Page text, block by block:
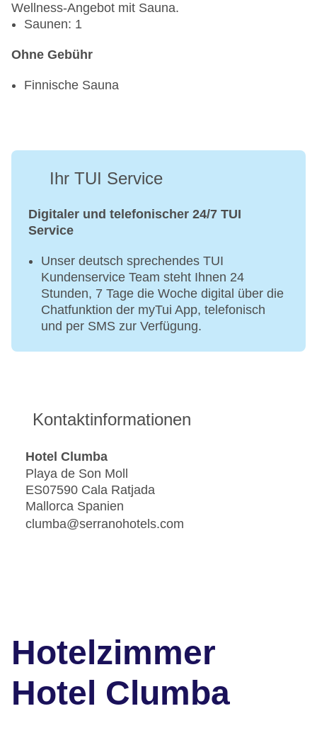
Wellness-Angebot mit Sauna.
Saunen: 1
Ohne Gebühr
Finnische Sauna
Ihr TUI Service
Digitaler und telefonischer 24/7 TUI
Service
Unser deutsch sprechendes TUI
Kundenservice Team steht Ihnen 24
Stunden, 7 Tage die Woche digital über die
Chatfunktion der myTui App, telefonisch
und per SMS zur Verfügung.
Kontaktinformationen
Hotel Clumba
Playa de Son Moll
ES07590 Cala Ratjada
Mallorca Spanien
clumba@serranohotels.com
Hotelzimmer
Hotel Clumba